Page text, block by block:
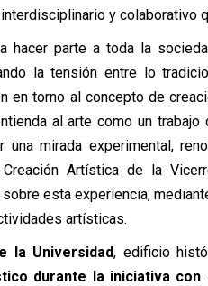
y colaborativo
hacer parte a toda la
la tensión entre lo
en torno al concepto de
al arte como un
una mirada experimental,
Creación Artística de la
esta experiencia,
artísticas.
la Universidad, edificio
durante la iniciativa